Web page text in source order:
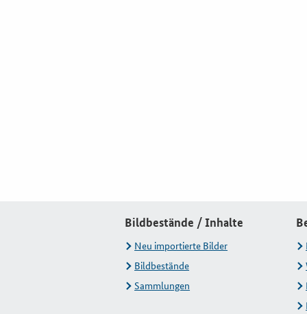
Bildbestände / Inhalte
Neu importierte Bilder
Bildbestände
Sammlungen